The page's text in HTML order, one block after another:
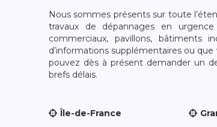
Nous sommes présents sur toute
travaux de dépannages en
commerciaux, pavillons, bâtiments
d’informations supplémentaires ou
pouvez dès à présent demander un
brefs délais.
Île-de-France